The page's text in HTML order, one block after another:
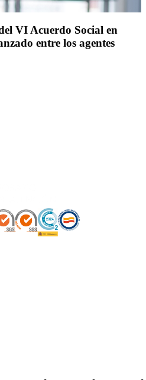
VI Acuerdo Social en
entre los agentes